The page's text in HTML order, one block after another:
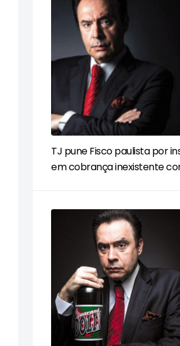
TJ pune Fisco paulista por
em cobrança inexistente